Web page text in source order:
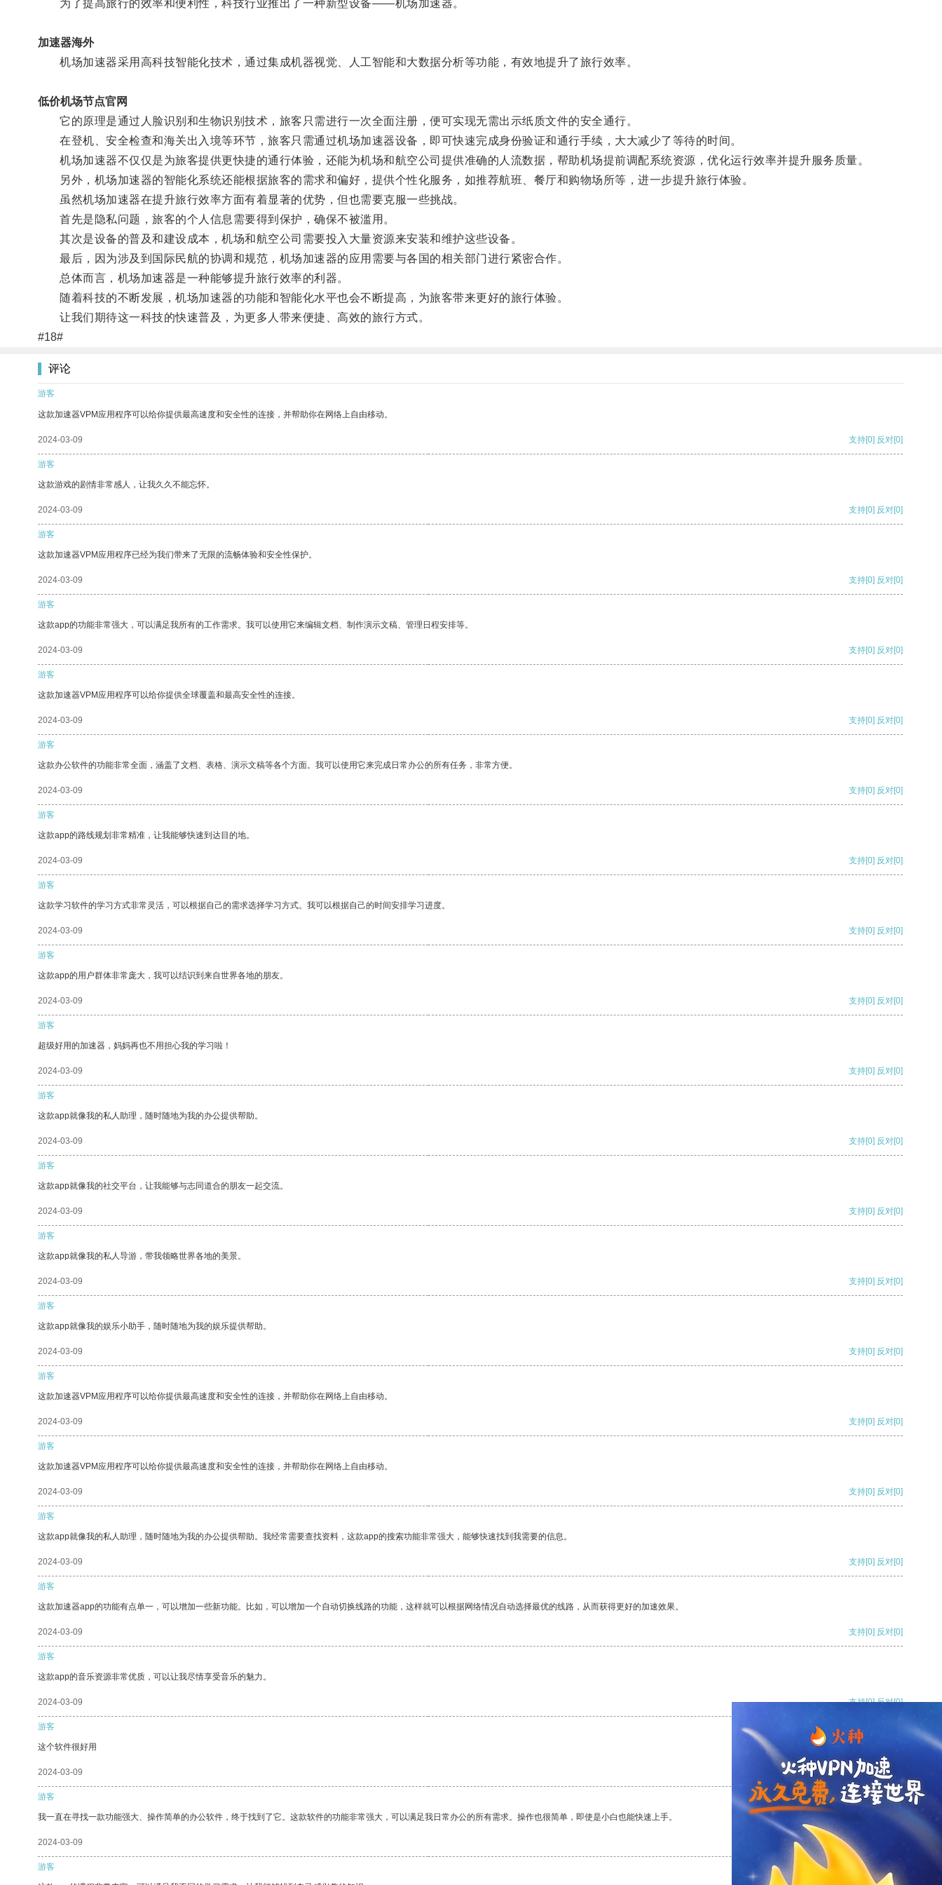
为了提高旅行的效率和便利性，科技行业推出了一种新型设备——机场加速器。
加速器海外
机场加速器采用高科技智能化技术，通过集成机器视觉、人工智能和大数据分析等功能，有效地提升了旅行效率。
低价机场节点官网
它的原理是通过人脸识别和生物识别技术，旅客只需进行一次全面注册，便可实现无需出示纸质文件的安全通行。
在登机、安全检查和海关出入境等环节，旅客只需通过机场加速器设备，即可快速完成身份验证和通行手续，大大减少了等待的时间。
机场加速器不仅仅是为旅客提供更快捷的通行体验，还能为机场和航空公司提供准确的人流数据，帮助机场提前调配系统资源，优化运行效率并提升服务质量。
另外，机场加速器的智能化系统还能根据旅客的需求和偏好，提供个性化服务，如推荐航班、餐厅和购物场所等，进一步提升旅行体验。
虽然机场加速器在提升旅行效率方面有着显著的优势，但也需要克服一些挑战。
首先是隐私问题，旅客的个人信息需要得到保护，确保不被滥用。
其次是设备的普及和建设成本，机场和航空公司需要投入大量资源来安装和维护这些设备。
最后，因为涉及到国际民航的协调和规范，机场加速器的应用需要与各国的相关部门进行紧密合作。
总体而言，机场加速器是一种能够提升旅行效率的利器。
随着科技的不断发展，机场加速器的功能和智能化水平也会不断提高，为旅客带来更好的旅行体验。
让我们期待这一科技的快速普及，为更多人带来便捷、高效的旅行方式。
#18#
评论
游客
这款加速器VPM应用程序可以给你提供最高速度和安全性的连接，并帮助你在网络上自由移动。
2024-03-09 支持[0] 反对[0]
游客
这款游戏的剧情非常感人，让我久久不能忘怀。
2024-03-09 支持[0] 反对[0]
游客
这款加速器VPM应用程序已经为我们带来了无限的流畅体验和安全性保护。
2024-03-09 支持[0] 反对[0]
游客
这款app的功能非常强大，可以满足我所有的工作需求。我可以使用它来编辑文档、制作演示文稿、管理日程安排等。
2024-03-09 支持[0] 反对[0]
游客
这款加速器VPM应用程序可以给你提供全球覆盖和最高安全性的连接。
2024-03-09 支持[0] 反对[0]
游客
这款办公软件的功能非常全面，涵盖了文档、表格、演示文稿等各个方面。我可以使用它来完成日常办公的所有任务，非常方便。
2024-03-09 支持[0] 反对[0]
游客
这款app的路线规划非常精准，让我能够快速到达目的地。
2024-03-09 支持[0] 反对[0]
游客
这款学习软件的学习方式非常灵活，可以根据自己的需求选择学习方式。我可以根据自己的时间安排学习进度。
2024-03-09 支持[0] 反对[0]
游客
这款app的用户群体非常庞大，我可以结识到来自世界各地的朋友。
2024-03-09 支持[0] 反对[0]
游客
超级好用的加速器，妈妈再也不用担心我的学习啦！
2024-03-09 支持[0] 反对[0]
游客
这款app就像我的私人助理，随时随地为我的办公提供帮助。
2024-03-09 支持[0] 反对[0]
游客
这款app就像我的社交平台，让我能够与志同道合的朋友一起交流。
2024-03-09 支持[0] 反对[0]
游客
这款app就像我的私人导游，带我领略世界各地的美景。
2024-03-09 支持[0] 反对[0]
游客
这款app就像我的娱乐小助手，随时随地为我的娱乐提供帮助。
2024-03-09 支持[0] 反对[0]
游客
这款加速器VPM应用程序可以给你提供最高速度和安全性的连接，并帮助你在网络上自由移动。
2024-03-09 支持[0] 反对[0]
游客
这款加速器VPM应用程序可以给你提供最高速度和安全性的连接，并帮助你在网络上自由移动。
2024-03-09 支持[0] 反对[0]
游客
这款app就像我的私人助理，随时随地为我的办公提供帮助。我经常需要查找资料，这款app的搜索功能非常强大，能够快速找到我需要的信息。
2024-03-09 支持[0] 反对[0]
游客
这款加速器app的功能有点单一，可以增加一些新功能。比如，可以增加一个自动切换线路的功能，这样就可以根据网络情况自动选择最优的线路，从而获得更好的加速效果。
2024-03-09 支持[0] 反对[0]
游客
这款app的音乐资源非常优质，可以让我尽情享受音乐的魅力。
2024-03-09 支持[0] 反对[0]
游客
这个软件很好用
2024-03-09 支持[0] 反对
游客
我一直在寻找一款功能强大、操作简单的办公软件，终于找到了它。这款软件的功能非常强大，可以满足我日常办公的所有需求。操作也很简单，即使是小白也能快速上手。
2024-03-09 支持
游客